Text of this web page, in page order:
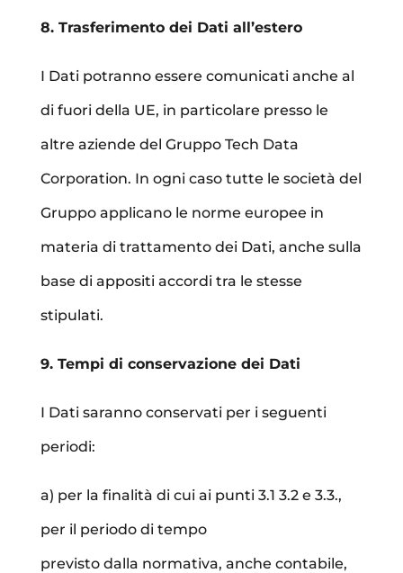
8. Trasferimento dei Dati all’estero
I Dati potranno essere comunicati anche al
di fuori della UE, in particolare presso le
altre aziende del Gruppo Tech Data
Corporation. In ogni caso tutte le società del
Gruppo applicano le norme europee in
materia di trattamento dei Dati, anche sulla
base di appositi accordi tra le stesse
stipulati.
9. Tempi di conservazione dei Dati
I Dati saranno conservati per i seguenti
periodi:
a) per la finalità di cui ai punti 3.1 3.2 e 3.3.,
per il periodo di tempo
previsto dalla normativa, anche contabile,